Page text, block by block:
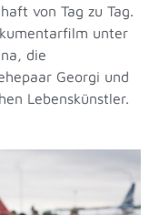
von Tag zu Tag.
unter
die
Georgi und
Lebenskünstler.